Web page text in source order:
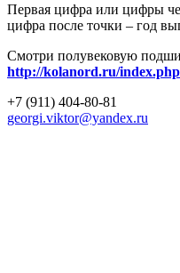
Первая цифра или цифры
цифра после точки – год
Смотри полувековую
http://kolanord.ru/
+7 (911) 404-80-81
georgi.viktor@yandex.ru